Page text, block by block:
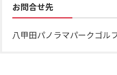
お問合せ先
八甲田パノラマパークゴ